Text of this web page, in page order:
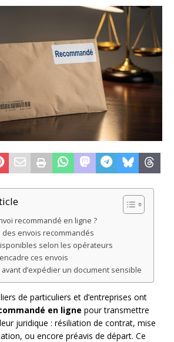
recommandé en ligne ?
des envois recommandés
selon les opérateurs
ces envois
d’expédier un document sensible
de particuliers et d’entreprises ont
en ligne pour transmettre
juridique : résiliation de contrat, mise
ou encore préavis de départ. Ce